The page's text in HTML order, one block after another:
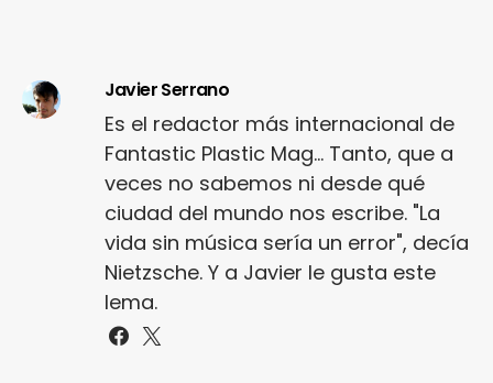
Javier Serrano
Es el redactor más internacional de
Fantastic Plastic Mag... Tanto, que a
veces no sabemos ni desde qué
ciudad del mundo nos escribe. "La
vida sin música sería un error", decía
Nietzsche. Y a Javier le gusta este
lema.